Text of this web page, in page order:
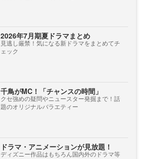
2026年7月期夏ドラマまとめ
見逃し厳禁！気になる新ドラマをまとめてチ
ェック
千鳥がMC！「チャンスの時間」
クセ強めの疑問やニュースター発掘まで！話
題のオリジナルバラエティー
ドラマ・アニメーションが見放題！
ディズニー作品はもちろん国内外のドラマ等